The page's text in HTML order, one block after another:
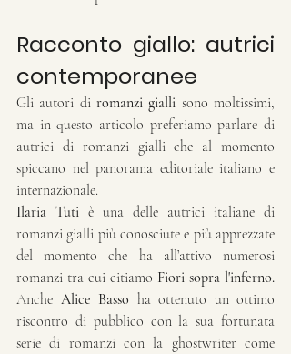
Racconto giallo: autrici
contemporanee
Gli autori di romanzi gialli sono moltissimi,
ma in questo articolo preferiamo parlare di
autrici di romanzi gialli che al momento
spiccano nel panorama editoriale italiano e
internazionale.
Ilaria Tuti è una delle autrici italiane di
romanzi gialli più conosciute e più apprezzate
del momento che ha all’attivo numerosi
romanzi tra cui citiamo
Anche Alice Basso ha ottenuto un ottimo
riscontro di pubblico con la sua fortunata
serie di romanzi con la ghostwriter come